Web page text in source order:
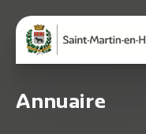
Annuaire